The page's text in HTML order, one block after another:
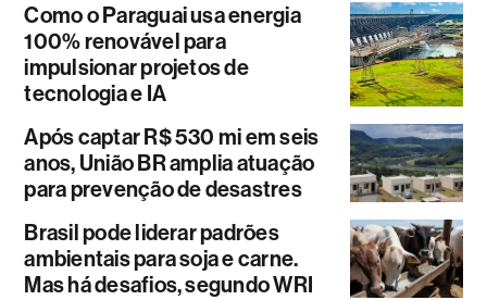
Como o Paraguai usa energia
100% renovável para
impulsionar projetos de
tecnologia e IA
Após captar R$ 530 mi em seis
anos, União BR amplia atuação
para prevenção de desastres
Brasil pode liderar padrões
ambientais para soja e carne.
Mas há desafios, segundo WRI